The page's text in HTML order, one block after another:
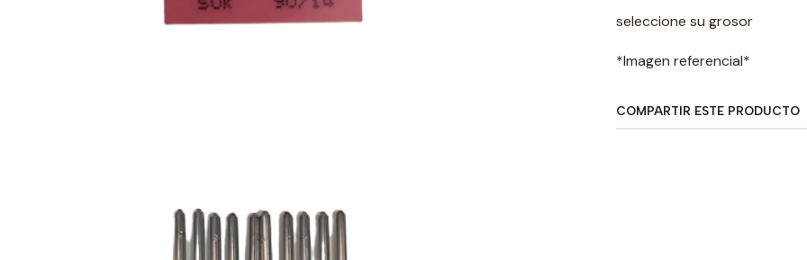
seleccione su grosor
*Imagen referencial*
COMPARTIR ESTE PRODUCTO